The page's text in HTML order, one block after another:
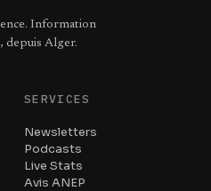
Information
depuis Alger.
SERVICES
Newsletters
Podcasts
Live Stats
Avis ANEP